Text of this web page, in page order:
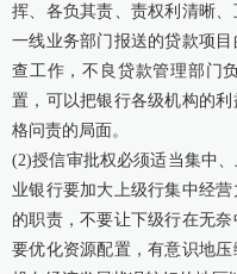
挥、各负其责、责权利清晰
一线业务部门报送的贷款项
查工作，不良贷款管理部门
置，可以把银行各级机构的
格问责的局面。
(2)授信审批权必须适当集中
业银行要加大上级行集中经
的职责，不要让下级行在无
要优化资源配置，有意识地